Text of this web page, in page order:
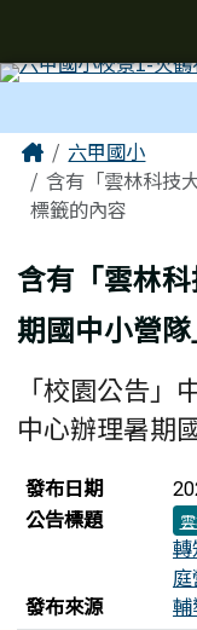
主內容區域
Home六甲國小
含有「雲林科技
標籤的內容
含有「雲林
期國中小營
「校園公告
中心辦理暑期
新聞列表
發布日期
公告標題
庭
發布來源
輔
頁尾區域